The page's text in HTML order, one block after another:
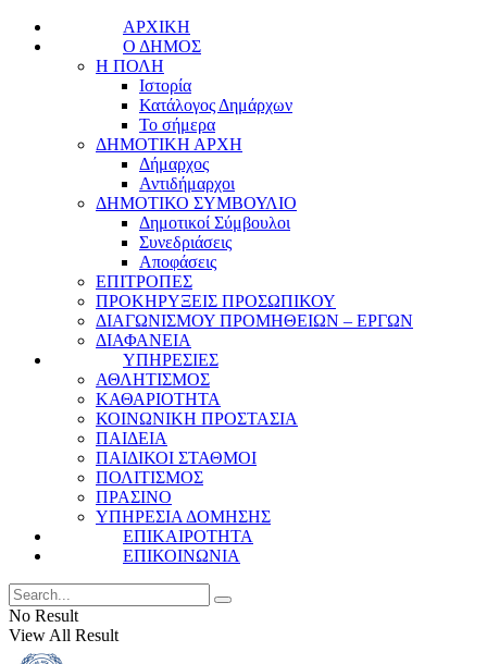
ΑΡΧΙΚΗ
Ο ΔΗΜΟΣ
Η ΠΟΛΗ
Ιστορία
Κατάλογος Δημάρχων
Το σήμερα
ΔΗΜΟΤΙΚΗ ΑΡΧΗ
Δήμαρχος
Αντιδήμαρχοι
ΔΗΜΟΤΙΚΟ ΣΥΜΒΟΥΛΙΟ
Δημοτικοί Σύμβουλοι
Συνεδριάσεις
Αποφάσεις
ΕΠΙΤΡΟΠΕΣ
ΠΡΟΚΗΡΥΞΕΙΣ ΠΡΟΣΩΠΙΚΟΥ
ΔΙΑΓΩΝΙΣΜΟΥ ΠΡΟΜΗΘΕΙΩΝ – ΕΡΓΩΝ
ΔΙΑΦΑΝΕΙΑ
ΥΠΗΡΕΣΙΕΣ
ΑΘΛΗΤΙΣΜΟΣ
ΚΑΘΑΡΙΟΤΗΤΑ
ΚΟΙΝΩΝΙΚΗ ΠΡΟΣΤΑΣΙΑ
ΠΑΙΔΕΙΑ
ΠΑΙΔΙΚΟΙ ΣΤΑΘΜΟΙ
ΠΟΛΙΤΙΣΜΟΣ
ΠΡΑΣΙΝΟ
ΥΠΗΡΕΣΙΑ ΔΟΜΗΣΗΣ
ΕΠΙΚΑΙΡΟΤΗΤΑ
ΕΠΙΚΟΙΝΩΝΙΑ
No Result
View All Result